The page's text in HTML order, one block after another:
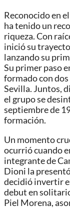
Reconocido en
ha tenido un
riqueza. Con
inició su
lanzando su
Su primer paso
formado con dos
Sevilla. Juntos,
el grupo se
septiembre de
formación.
Un momento
ocurrió cuando
integrante de
Dioni la
decidió invertir
debut en
Piel Morena,